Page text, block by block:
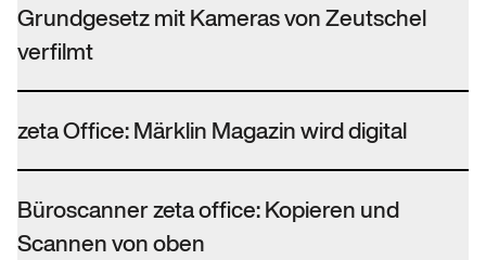
Grundgesetz mit Kameras von Zeutschel
verfilmt
zeta Office: Märklin Magazin wird digital
Büroscanner zeta office: Kopieren und
Scannen von oben